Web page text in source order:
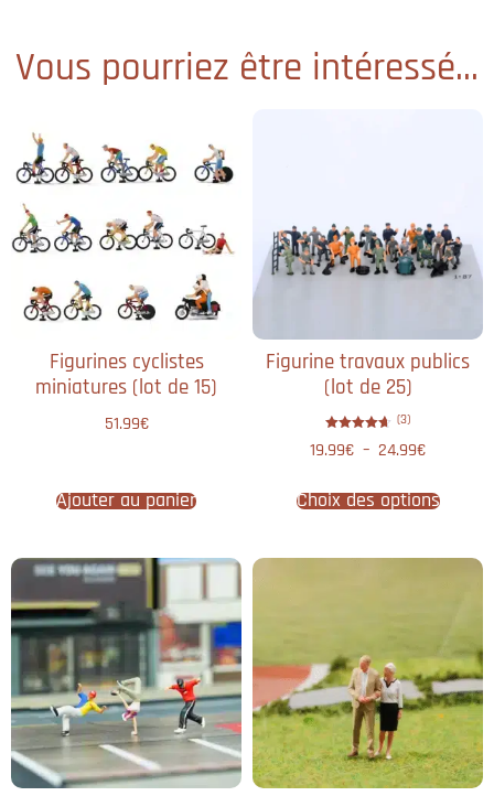
Vous pourriez être intéressé...
Figurines cyclistes
miniatures (lot de 15)
51.99€
Ajouter au panier
Figurine travaux publics
(lot de 25)
4.67
(3)
19.99€ – 24.99€
Choix des options